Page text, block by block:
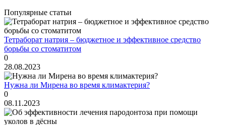
Популярные статьи
Тетраборат натрия – бюджетное и эффективное средство
борьбы со стоматитом
0
28.08.2023
Нужна ли Мирена во время климактерия?
0
08.11.2023